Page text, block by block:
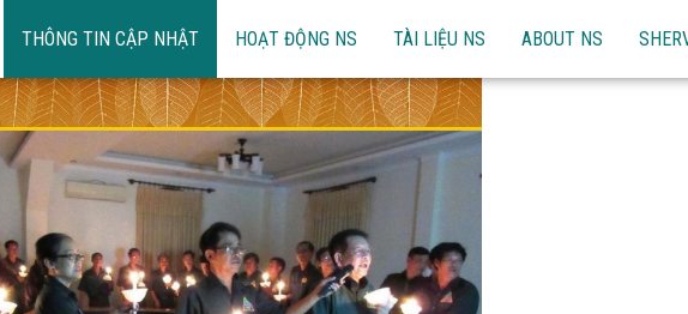
THÔNG TIN CẬP NHẬT HOẠT ĐỘNG NS TÀI LIỆU NS ABOUT NS